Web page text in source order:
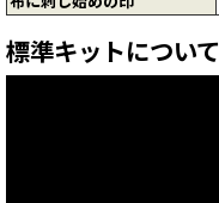
標準キットについて